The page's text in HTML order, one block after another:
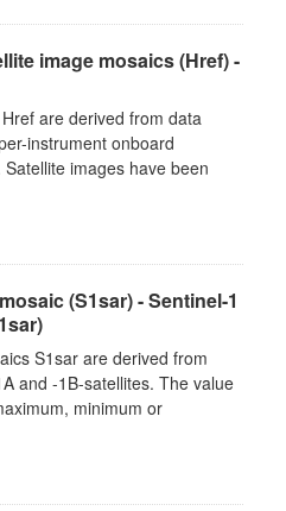
image mosaics (Href) -
are derived from data
instrument onboard
images have been
(S1sar) - Sentinel-1
S1sar are derived from
and -1B-satellites. The value
minimum or